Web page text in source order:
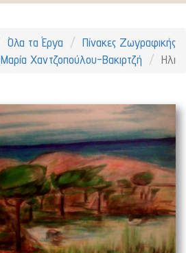
Όλα τα Έργα
Πίνακες Ζωγραφικής
Μαρία Χαντζοπούλου-Βακιρτζή
Ηλι